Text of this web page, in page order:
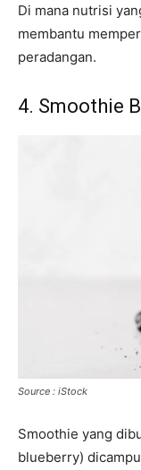
Di mana nutrisi
membantu
peradangan.
4. Smoothie
Source : iStock
Smoothie yang
blueberry)